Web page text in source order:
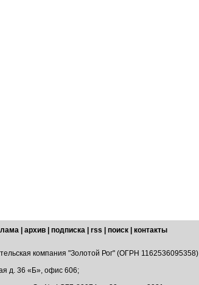
архив подписка rss поиск
контакты
компания "Золотой Рог" (ОГРН 1162536095358)
д. 36 «Б», офис 606;